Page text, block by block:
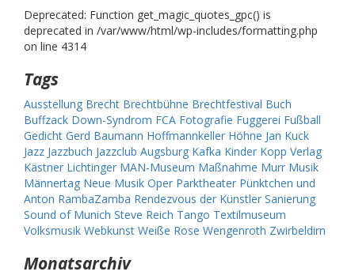
Deprecated: Function get_magic_quotes_gpc() is
deprecated in /var/www/html/wp-includes/formatting.php
on line 4314
Tags
Ausstellung Brecht Brechtbühne Brechtfestival Buch
Buffzack Down-Syndrom FCA Fotografie Fuggerei Fußball
Gedicht Gerd Baumann Hoffmannkeller Höhne Jan Kuck
Jazz Jazzbuch Jazzclub Augsburg Kafka Kinder Kopp Verlag
Kästner Lichtinger MAN-Museum Maßnahme Murr Musik
Männertag Neue Musik Oper Parktheater Pünktchen und
Anton RambaZamba Rendezvous der Künstler Sanierung
Sound of Munich Steve Reich Tango Textilmuseum
Volksmusik Webkunst Weiße Rose Wengenroth Zwirbeldirn
Monatsarchiv